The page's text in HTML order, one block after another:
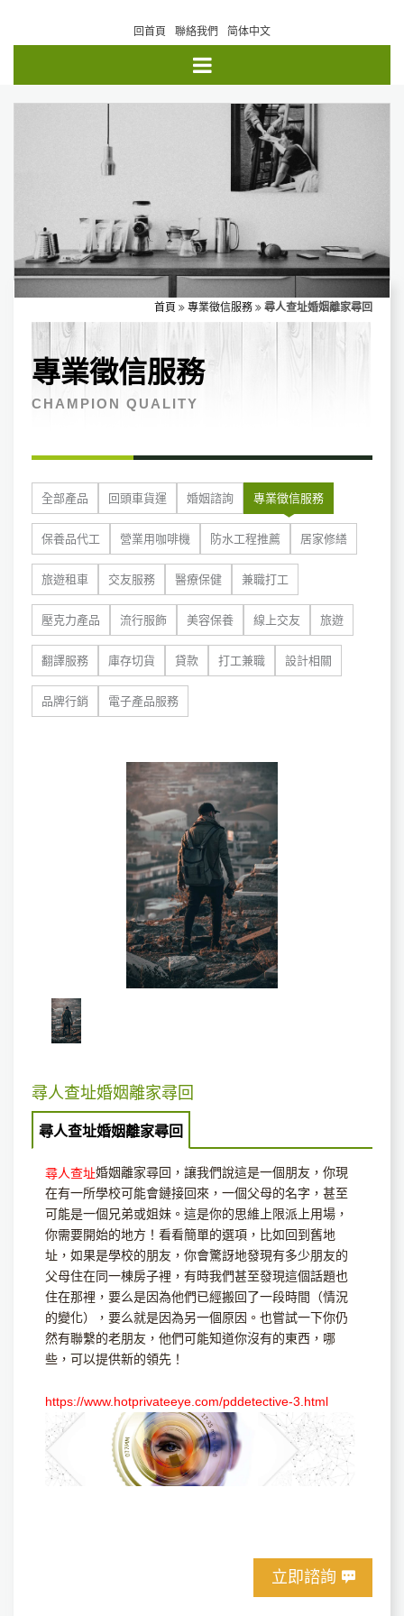
回首頁 聯絡我們 简体中文
首頁 專業徵信服務 尋人查址婚姻離家尋回
專業徵信服務
CHAMPION QUALITY
全部產品 回頭車貨運 婚姻諮詢 專業徵信服務
保養品代工 營業用咖啡機 防水工程推薦 居家修繕
旅遊租車 交友服務 醫療保健 兼職打工
壓克力產品 流行服飾 美容保養 線上交友 旅遊
翻譯服務 庫存切貨 貸款 打工兼職 設計相關
品牌行銷 電子產品服務
尋人查址婚姻離家尋回
尋人查址婚姻離家尋回
尋人查址婚姻離家尋回，讓我們說這是一個朋友，你現
在有一所學校可能會鏈接回來，一個父母的名字，甚至
可能是一個兄弟或姐妹。這是你的思維上限派上用場，
你需要開始的地方！看看簡單的選項，比如回到舊地
址，如果是學校的朋友，你會驚訝地發現有多少朋友的
父母住在同一棟房子裡，有時我們甚至發現這個話題也
住在那裡，要么是因為他們已經搬回了一段時間（情況
的變化），要么就是因為另一個原因。也嘗試一下你仍
然有聯繫的老朋友，他們可能知道你沒有的東西，哪
些，可以提供新的領先！
https://www.hotprivateeye.com/pddetective-3.html
立即諮詢